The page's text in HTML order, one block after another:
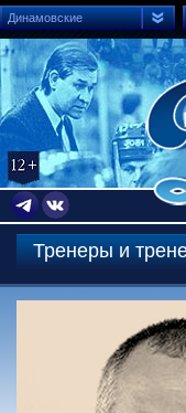
Динамовские
Тренеры и